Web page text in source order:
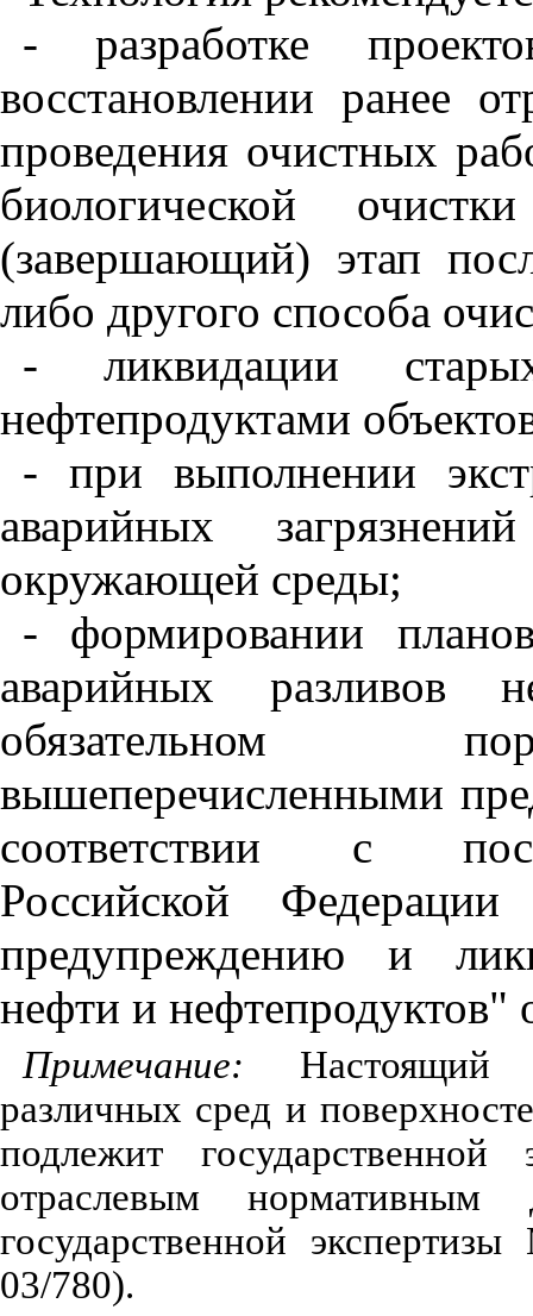
- разработке
восстановлении ранее
проведения очистных
биологической
(завершающий) этап
либо другого способа
- ликвидации
нефтепродуктами
- при выполнении
аварийных
окружающей среды;
- формировании
аварийных разливов
обязательном
вышеперечисленными
соответствии с
Российской
предупреждению и
нефти и нефтепродуктов"
Примечание: Настоящий
различных сред и
подлежит государственной
отраслевым нормативным
государственной
03/780).